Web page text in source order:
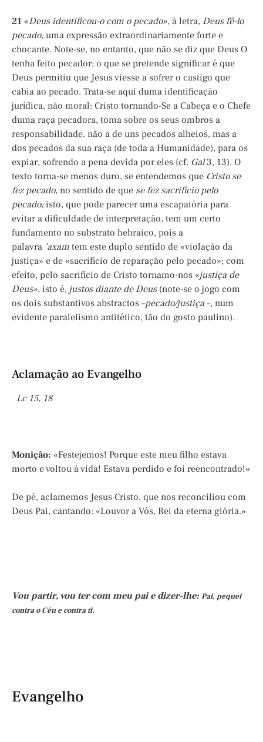
21 «Deus identificou-o com o pecado», à letra, Deus fê-lo
pecado, uma expressão extraordinariamente forte e
chocante. Note-se, no entanto, que não se diz que Deus O
tenha feito pecador; o que se pretende significar é que
Deus permitiu que Jesus viesse a sofrer o castigo que
cabia ao pecado. Trata-se aqui duma identificação
jurídica, não moral: Cristo tornando-Se a Cabeça e o Chefe
duma raça pecadora, toma sobre os seus ombros a
responsabilidade, não a de uns pecados alheios, mas a
dos pecados da sua raça (de toda a Humanidade), para os
expiar, sofrendo a pena devida por eles (cf. Gal3, 13). O
texto torna-se menos duro, se entendemos que Cristo se
fez pecado, no sentido de que se fez sacrifício pelo
pecado;isto, que pode parecer uma escapatória para
evitar a dificuldade de interpretação, tem um certo
fundamento no substrato hebraico, pois a
palavra ’axam tem este duplo sentido de «violação da
justiça» e de «sacrifício de reparação pelo pecado»; com
efeito, pelo sacrifício de Cristo tornamo-nos «justiça de
Deus», isto é, justos diante de Deus(note-se o jogo com
os dois substantivos abstractos –pecado/justiça –, num
evidente paralelismo antitético, tão do gosto paulino).
Aclamação ao Evangelho
Lc 15, 18
Monição: «Festejemos! Porque este meu filho estava
morto e voltou à vida! Estava perdido e foi reencontrado!»
De pé, aclamemos Jesus Cristo, que nos reconciliou com
Deus Pai, cantando: «Louvor a Vós, Rei da eterna glória.»
Vou partir, vou ter com meu pai e dizer-lhe: Pai, pequei
contra o Céu e contra ti.
Evangelho